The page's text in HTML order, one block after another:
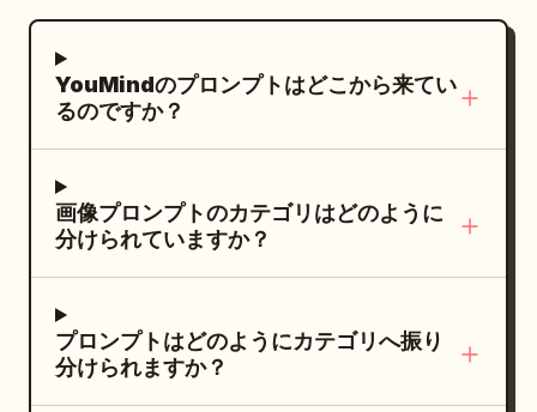
4 つの数を厳守してください。余分なキャラ
ーク、現代的な UI 要素、無関係なテキストは
追加しないでください。
"type": "改良されたシネマティックなソフ
トライティング", "key_light": "左前方上部
ーツの質感を際立たせるよう、顔とスーツを
優しく包み込む", "fill_light": "右側からの繊
細な寒色系のフィルライト。顔とスーツの影
る", "rim_light": "肩と髪に沿ったかすかな
リムライト/エッジライト。背景のスカイライ
い爪があり、ボロボロの黒い袖から伸びる細
え、合計 10 本の爪が確認できる。側面図で
は手前の手が見え、5 本の爪と、奥の手の爪
が一部隠れた状態で描かれる。背面図では両
る。 素材と質感：粗い布の質感、裂けたガー
ゼ、ダメージ加工された生地、重厚なひだ、
マットな黒のレイヤー、繊細なグレーのハイ
面は滑らかで磁器のような真っ白な質感と
し、暗いローブと強いコントラストをなすよ
スカート、黒とクリーム色のストライプのニ
ーハイソックス、つま先に小さなオレンジ色
の生き物の顔があしらわれた厚手の茶色の冒
った木の枝の杖を持っており、そこには3つ
のアイテム（小さなドクロのタグチャーム、
光る青緑色の金属製ランタン、ぶら下がった
吊るされています。杖の頂上には、丸いオレ
ンジ色の目、コウモリの翼、スカーフ、羽毛
YouMindのプロンプトはどこから来てい
るのですか？
画像プロンプトのカテゴリはどのように
分けられていますか？
プロンプトはどのようにカテゴリへ振り
分けられますか？